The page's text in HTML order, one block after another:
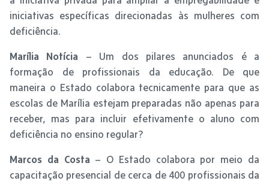
iniciativas específicas direcionadas às mulheres com
deficiência.
Marília Notícia – Um dos pilares anunciados é a
formação de profissionais da educação. De que
maneira o Estado colabora tecnicamente para que as
escolas de Marília estejam preparadas não apenas para
receber, mas para incluir efetivamente o aluno com
deficiência no ensino regular?
Marcos da Costa – O Estado colabora por meio da
capacitação presencial de cerca de 400 profissionais da